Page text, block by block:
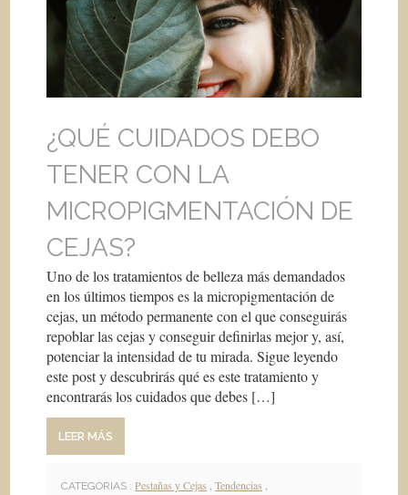
¿QUÉ CUIDADOS DEBO
TENER CON LA
MICROPIGMENTACIÓN DE
CEJAS?
Uno de los tratamientos de belleza más demandados
en los últimos tiempos es la micropigmentación de
cejas, un método permanente con el que conseguirás
repoblar las cejas y conseguir definirlas mejor y, así,
potenciar la intensidad de tu mirada. Sigue leyendo
este post y descubrirás qué es este tratamiento y
encontrarás los cuidados que debes […]
LEER MÁS
CATEGORIAS : Pestañas y Cejas ,Tendencias